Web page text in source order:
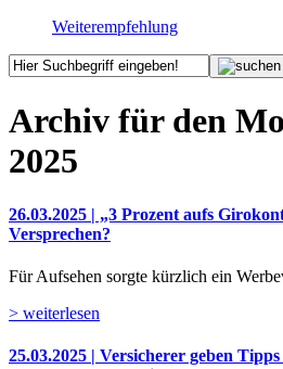
Weiterempfehlung
Archiv für den
2025
26.03.2025 | „3 Prozent aufs
Versprechen?
Für Aufsehen sorgte kürzlich ein
> weiterlesen
25.03.2025 | Versicherer geben